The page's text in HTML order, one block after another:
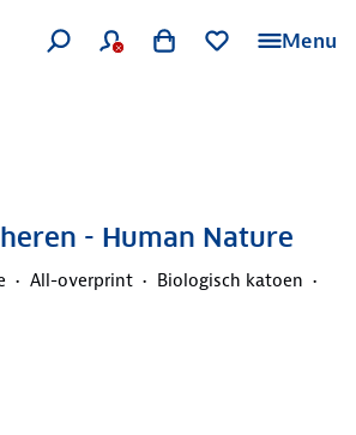
Menu
- Human Nature
All-overprint
Biologisch katoen